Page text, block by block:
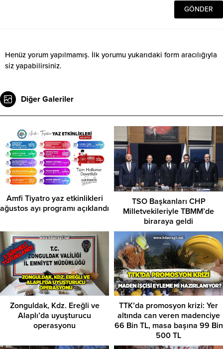
Henüz yorum yapılmamış. İlk yorumu yukarıdaki form aracılığıyla
siz yapabilirsiniz.
Diğer Galeriler
Amfi Tiyatro yaz etkinlikleri
ağustos ayı programı açıklandı
TSO Başkanları CHP
Milletvekileriyle TBMM’de
biraraya geldi
Zonguldak, Kdz. Ereğli ve
Alaplı’da uyuşturucu
operasyonu
TTK’da promosyon krizi: Yer
altında can veren madenciye
66 Bin TL, masa başına 99 Bin
500 TL